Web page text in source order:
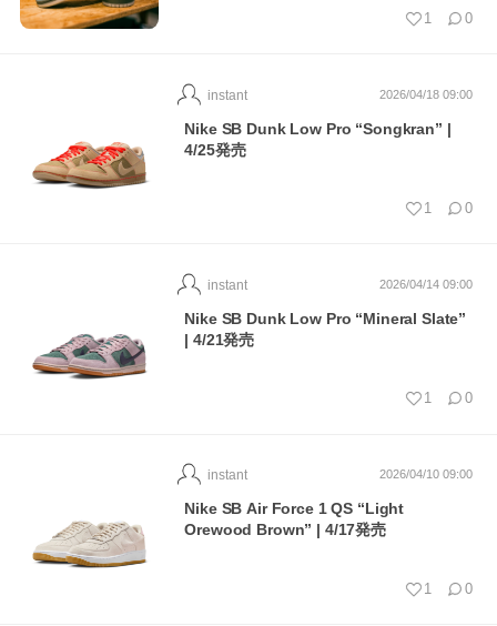
1 0
2026/04/18 09:00
instant
Nike SB Dunk Low Pro “Songkran” |
4/25発売
1 0
2026/04/14 09:00
instant
Nike SB Dunk Low Pro “Mineral Slate”
| 4/21発売
1 0
2026/04/10 09:00
instant
Nike SB Air Force 1 QS “Light
Orewood Brown” | 4/17発売
1 0